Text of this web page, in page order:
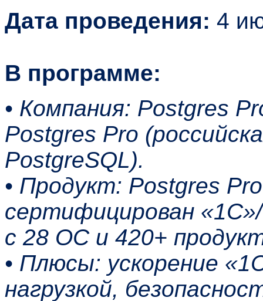
Дата проведения: 4
В программе:
• Компания: Postgres
Postgres Pro
PostgreSQL).
• Продукт: Postgres
сертифицирован
с 28 ОС и 420+
• Плюсы: ускорение
нагрузкой,